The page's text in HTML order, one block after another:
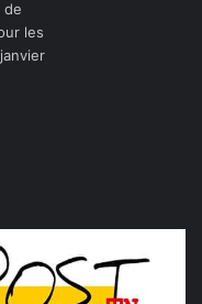
de
les